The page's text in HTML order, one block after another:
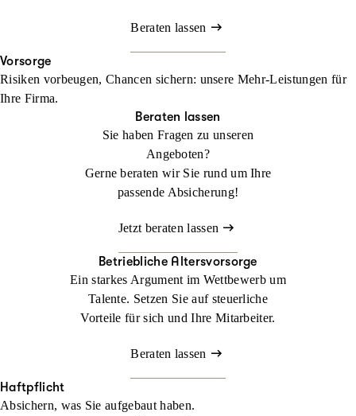
Beraten lassen
Vorsorge
Risiken vorbeugen, Chancen sichern: unsere Mehr-Leistungen für
Ihre Firma.
Beraten lassen
Sie haben Fragen zu unseren
Angeboten?
Gerne beraten wir Sie rund um Ihre
passende Absicherung!
Jetzt beraten lassen
Betriebliche Altersvorsorge
Ein starkes Argument im Wettbewerb um
Talente. Setzen Sie auf steuerliche
Vorteile für sich und Ihre Mitarbeiter.
Beraten lassen
Haftpflicht
Absichern, was Sie aufgebaut haben.